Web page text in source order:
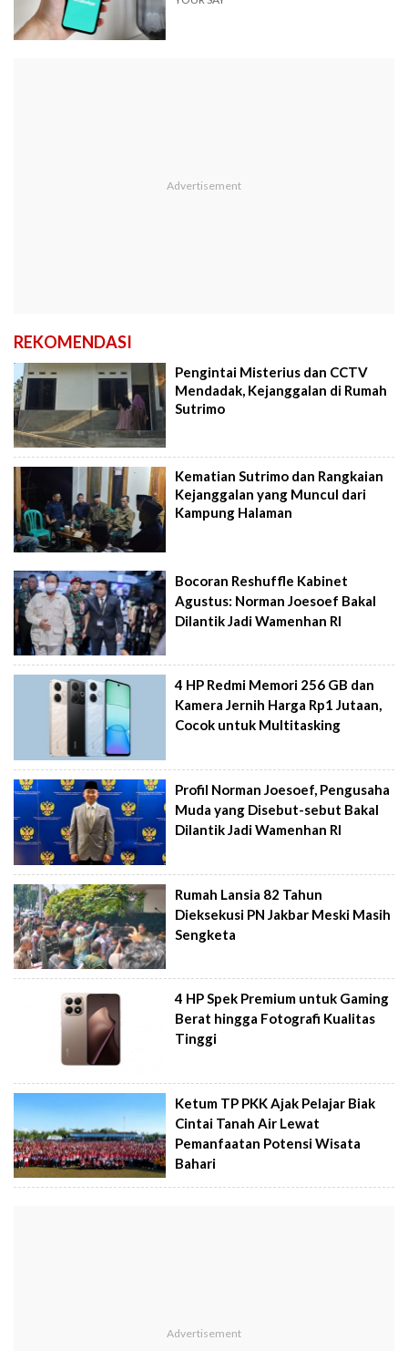
REKOMENDASI
Pengintai Misterius dan CCTV
Mendadak, Kejanggalan di Rumah
Sutrimo
Kematian Sutrimo dan Rangkaian
Kejanggalan yang Muncul dari
Kampung Halaman
Bocoran Reshuffle Kabinet
Agustus: Norman Joesoef Bakal
Dilantik Jadi Wamenhan RI
4 HP Redmi Memori 256 GB dan
Kamera Jernih Harga Rp1 Jutaan,
Cocok untuk Multitasking
Profil Norman Joesoef, Pengusaha
Muda yang Disebut-sebut Bakal
Dilantik Jadi Wamenhan RI
Rumah Lansia 82 Tahun
Dieksekusi PN Jakbar Meski Masih
Sengketa
4 HP Spek Premium untuk Gaming
Berat hingga Fotografi Kualitas
Tinggi
Ketum TP PKK Ajak Pelajar Biak
Cintai Tanah Air Lewat
Pemanfaatan Potensi Wisata
Bahari